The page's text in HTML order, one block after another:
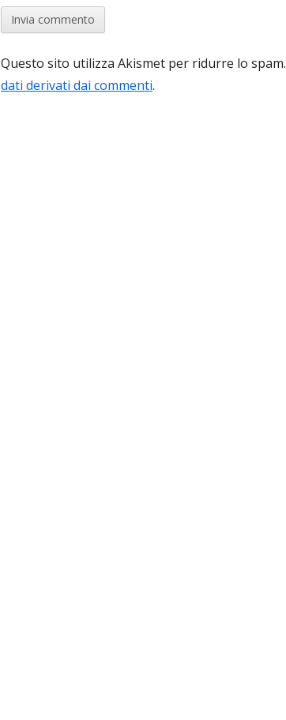
Questo sito utilizza Akismet per ridurre lo spam.
dati derivati dai commenti.